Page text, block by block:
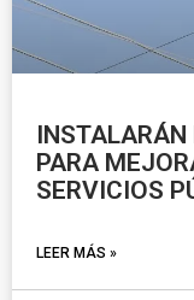
PARA
SERVICIOS
LEER MÁS »